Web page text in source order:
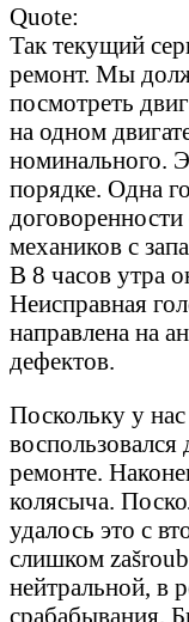
Quote:
Так текущий
ремонт. Мы
посмотреть
на одном
номинального.
порядке. Одна
механиков с
В 8 часов утра
Неисправная
направлена на
дефектов.
Поскольку у
воспользовался
ремонте.
колясыча.
удалось это с
слишком
нейтральной, в
срабабывания.